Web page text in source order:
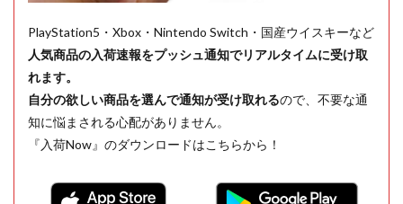
PlayStation5・Xbox・Nintendo Switch・国産ウイスキーなど
人気商品の入荷速報をプッシュ通知でリアルタイムに受け取
れます。
自分の欲しい商品を選んで通知が受け取れるので、不要な通
知に悩まされる心配がありません。
『入荷Now』のダウンロードはこちらから！